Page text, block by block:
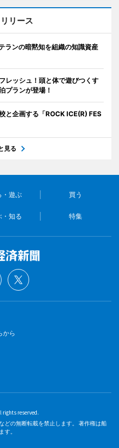
リース
ランの暗黙知を組織の知識資産
レッシュ！頭と体で遊びつくす
プランが登場！
と企画する「ROCK ICE(R) FES
見る
・遊ぶ 買う
・知る 特集
から
rights reserved.
どの無断転載を禁止します。 著作権は船
す。